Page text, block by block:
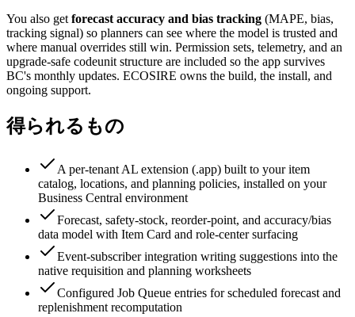
You also get forecast accuracy and bias tracking (MAPE, bias,
tracking signal) so planners can see where the model is trusted and
where manual overrides still win. Permission sets, telemetry, and an
upgrade-safe codeunit structure are included so the app survives
BC's monthly updates. ECOSIRE owns the build, the install, and
ongoing support.
得られるもの
A per-tenant AL extension (.app) built to your item
catalog, locations, and planning policies, installed on your
Business Central environment
Forecast, safety-stock, reorder-point, and accuracy/bias
data model with Item Card and role-center surfacing
Event-subscriber integration writing suggestions into the
native requisition and planning worksheets
Configured Job Queue entries for scheduled forecast and
replenishment recomputation